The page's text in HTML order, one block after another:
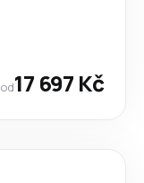
od17 697 Kč